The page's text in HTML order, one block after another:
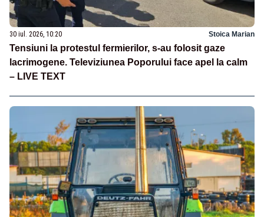
30 iul. 2026, 10:20 Stoica Marian
Tensiuni la protestul fermierilor, s-au folosit gaze
lacrimogene. Televiziunea Poporului face apel la calm
– LIVE TEXT